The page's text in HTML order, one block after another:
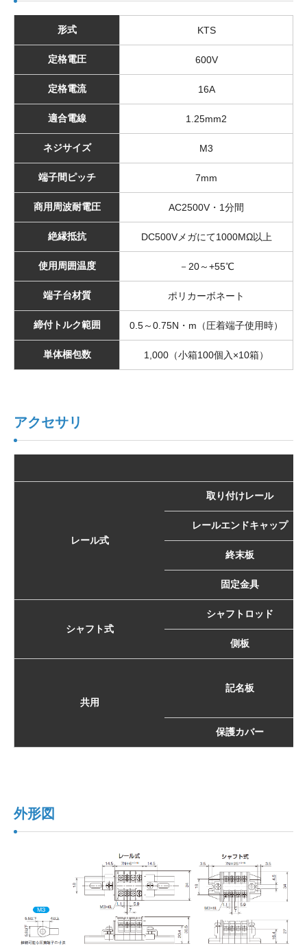
形式 KTS
定格電圧 600V
定格電流 16A
適合電線 1.25mm2
ネジサイズ M3
端子間ピッチ 7mm
商用周波耐電圧 AC2500V・1分間
絶縁抵抗 DC500Vメガにて1000MΩ以上
使用周囲温度 －20～+55℃
端子台材質 ポリカーボネート
締付トルク範囲 0.5～0.75N・m（圧着端子使用時）
単体梱包数 1,000（小箱100個入×10箱）
アクセサリ
レール式
取り付けレール
レールエンドキャップ
終末板
固定金具
シャフト式
シャフトロッド
側板
共用
記名板
保護カバー
外形図